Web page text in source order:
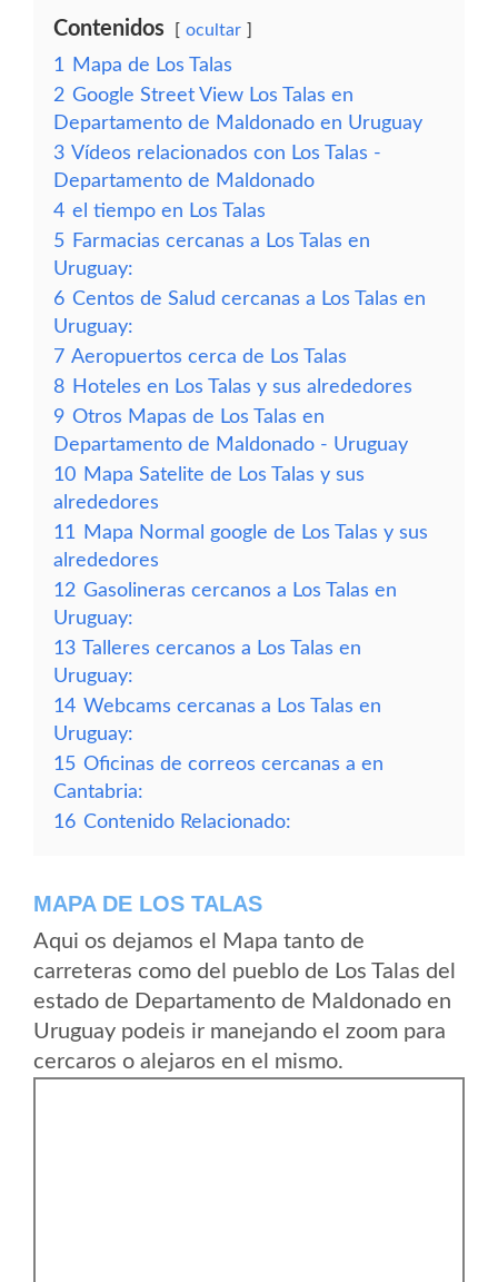
Contenidos ocultar
1
Mapa de Los Talas
2 Google Street View Los Talas en
Departamento de Maldonado en Uruguay
3 Vídeos relacionados con Los Talas -
Departamento de Maldonado
4 el tiempo en Los Talas
5 Farmacias cercanas a Los Talas en
Uruguay:
6 Centos de Salud cercanas a Los Talas en
Uruguay:
7 Aeropuertos cerca de Los Talas
8 Hoteles en Los Talas y sus alrededores
9 Otros Mapas de Los Talas en
Departamento de Maldonado - Uruguay
10 Mapa Satelite de Los Talas y sus
alrededores
11
Mapa Normal google de Los Talas y sus
alrededores
12 Gasolineras cercanos a Los Talas en
Uruguay:
13 Talleres cercanos a Los Talas en
Uruguay:
14 Webcams cercanas a Los Talas en
Uruguay:
15 Oficinas de correos cercanas a en
Cantabria:
16 Contenido Relacionado:
MAPA DE LOS TALAS
Aqui os dejamos el Mapa tanto de
carreteras como del pueblo de Los Talas del
estado de Departamento de Maldonado en
Uruguay podeis ir manejando el zoom para
cercaros o alejaros en el mismo.